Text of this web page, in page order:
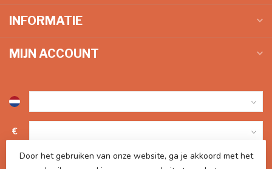
INFORMATIE
MIJN ACCOUNT
€
Door het gebruiken van onze website, ga je akkoord met het